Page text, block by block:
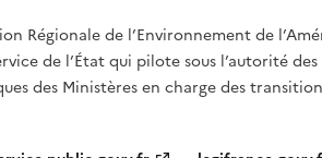
Régionale de l’Environnement de
de l’État qui pilote sous l’autorité
des Ministères en charge des